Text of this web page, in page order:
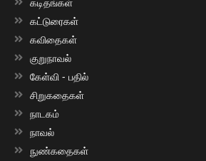
கட்டுரைகள்
கவிதைகள்
குறுநாவல்
கேள்வி - பதில்
சிறுகதைகள்
நாடகம்
நாவல்
நுண்கதைகள்